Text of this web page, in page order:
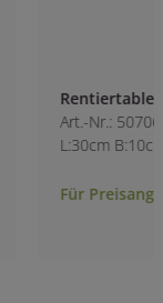
Rentiertablett
Art.-Nr.: 5070600
L:30cm B:10cm
Für